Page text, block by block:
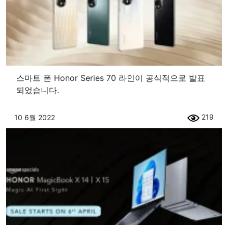
스마트 폰 Honor Series 70 라인이 공식적으로 발표
되었습니다.
10 6월 2022 219